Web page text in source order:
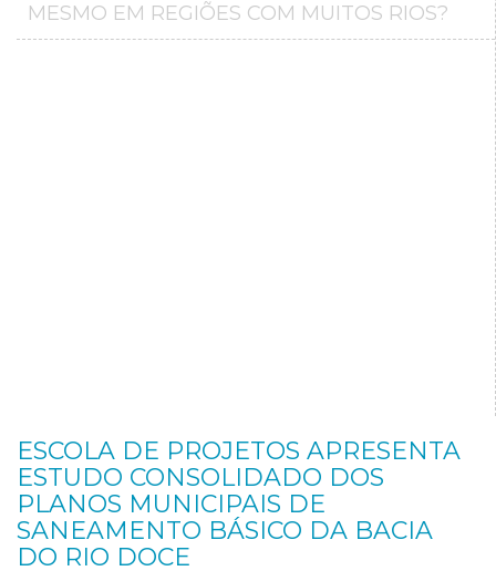
MESMO EM REGIÕES COM MUITOS RIOS?
ESCOLA DE PROJETOS APRESENTA
ESTUDO CONSOLIDADO DOS
PLANOS MUNICIPAIS DE
SANEAMENTO BÁSICO DA BACIA
DO RIO DOCE